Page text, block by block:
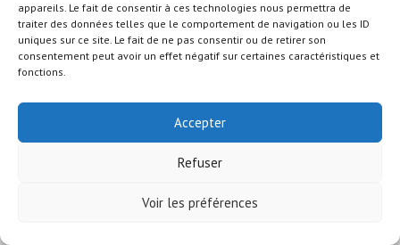
appareils. Le fait de consentir à ces technologies nous permettra de
traiter des données telles que le comportement de navigation ou les ID
uniques sur ce site. Le fait de ne pas consentir ou de retirer son
consentement peut avoir un effet négatif sur certaines caractéristiques et
fonctions.
Accepter
Refuser
Voir les préférences
© COPYRIGHT - OCEANWP THEME BY NICK